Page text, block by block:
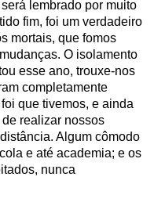
lembrado por muito
fim, foi um verdadeiro
mortais, que fomos
O isolamento
esse ano, trouxe-nos
completamente
que tivemos, e ainda
realizar nossos
Algum cômodo
e até academia; e os
nunca